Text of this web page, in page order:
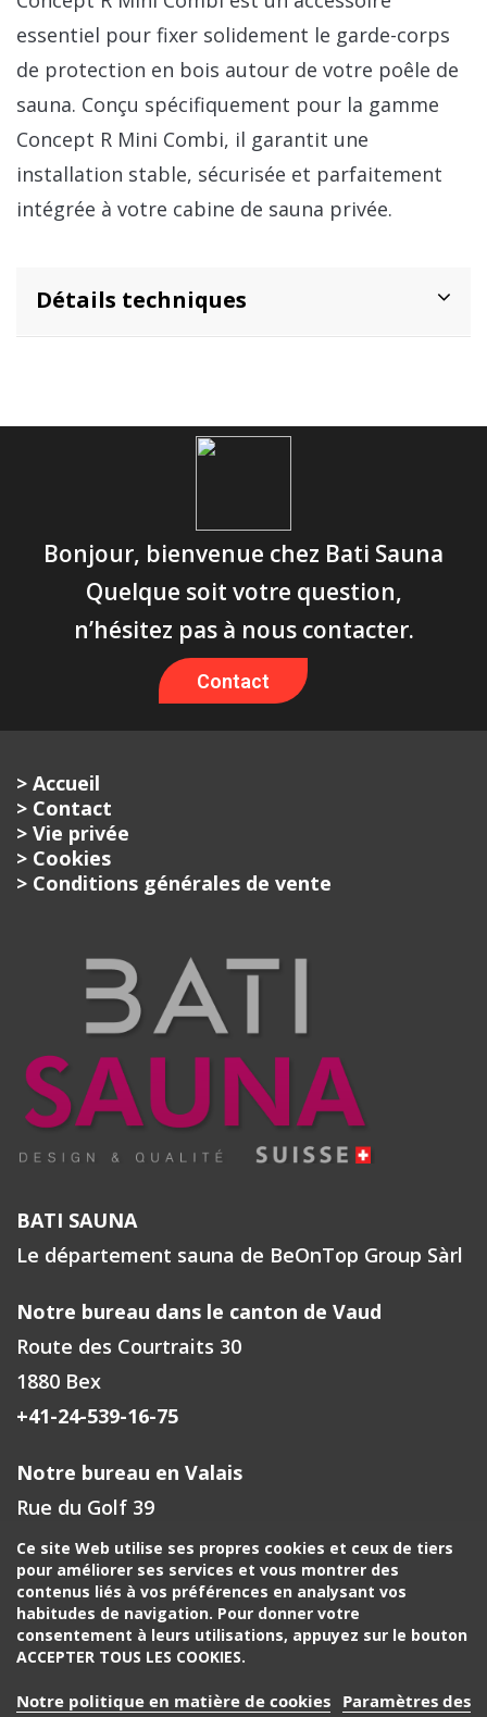
essentiel pour fixer solidement le garde-corps
de protection en bois autour de votre poêle de
sauna. Conçu spécifiquement pour la gamme
Concept R Mini Combi, il garantit une
installation stable, sécurisée et parfaitement
intégrée à votre cabine de sauna privée.
Détails techniques
Ce site Web utilise ses propres cookies et ceux de tiers
pour améliorer ses services et vous montrer des
contenus liés à vos préférences en analysant vos
habitudes de navigation. Pour donner votre
consentement à leurs utilisations, appuyez sur le bouton
ACCEPTER TOUS LES COOKIES.
Notre politique en matière de cookies Paramètres des
Bonjour, bienvenue chez Bati Sauna
Quelque soit votre question,
n’hésitez pas à nous contacter.
Contact
> Accueil
> Contact
> Vie privée
> Cookies
> Conditions générales de vente
BATI SAUNA
Le département sauna de BeOnTop Group Sàrl
Notre bureau dans le canton de Vaud
Route des Courtraits 30
1880 Bex
+41-24-539-16-75
Notre bureau en Valais
Rue du Golf 39
1971 Grimisuat
+41-27-588-00-72
Votre contact à Fribourg, Neuchâtel
+41-24-539-16-75